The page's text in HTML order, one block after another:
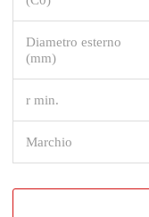
Diametro esterno
(mm)
r min.
Marchio